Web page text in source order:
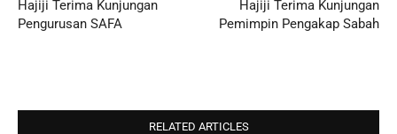
Hajiji Terima Kunjungan
Pengurusan SAFA
Hajiji Terima Kunjungan
Pemimpin Pengakap Sabah
RELATED ARTICLES